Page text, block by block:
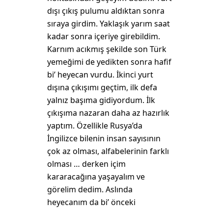
dışı çıkış pulumu aldıktan sonra
sıraya girdim. Yaklaşık yarım saat
kadar sonra içeriye girebildim.
Karnım acıkmış şekilde son Türk
yemeğimi de yedikten sonra hafif
bi’ heyecan vurdu. İkinci yurt
dışına çıkışımı geçtim, ilk defa
yalnız başıma gidiyordum. İlk
çıkışıma nazaran daha az hazırlık
yaptım. Özellikle Rusya’da
İngilizce bilenin insan sayısının
çok az olması, alfabelerinin farklı
olması … derken içim
kararacağına yaşayalım ve
görelim dedim. Aslında
heyecanım da bi’ önceki